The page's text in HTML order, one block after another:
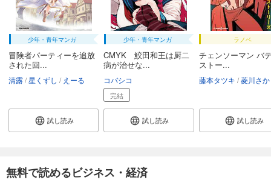
少年・青年マンガ
冒険者パーティーを追放
された回...
清露 星くずし えーる
試し読み
少年・青年マンガ
CMYK 鮫田和王は厨二
病が治せな...
コバシコ
完結
試し読み
ラノベ
チェンソーマン バ
ストー...
藤本タツキ 菱川さ
試し読み
無料で読めるビジネス・経済